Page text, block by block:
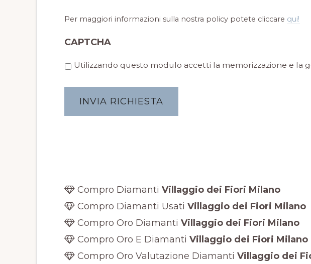
Per maggiori informazioni sulla nostra policy potete cliccare qui!
CAPTCHA
P
i
Utilizzando questo modulo accetti la memorizzazione e la
Compro Diamanti Villaggio dei Fiori Milano
Compro Diamanti Usati Villaggio dei Fiori Milano
Compro Oro Diamanti Villaggio dei Fiori Milano
Compro Oro E Diamanti Villaggio dei Fiori Milano
Compro Oro Valutazione Diamanti Villaggio dei